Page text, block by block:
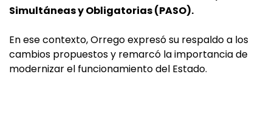
Simultáneas y Obligatorias (PASO).
En ese contexto, Orrego expresó su respaldo a los
cambios propuestos y remarcó la importancia de
modernizar el funcionamiento del Estado.